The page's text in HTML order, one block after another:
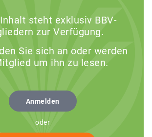
steht exklusiv BBV-
zur Verfügung.
Sie sich an oder werden
um ihn zu lesen.
Anmelden
oder